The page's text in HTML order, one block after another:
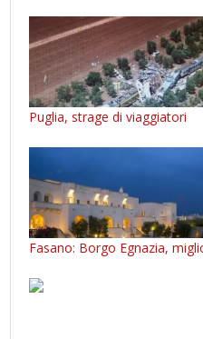
Puglia, strage di viaggiatori
Fasano: Borgo Egnazia,